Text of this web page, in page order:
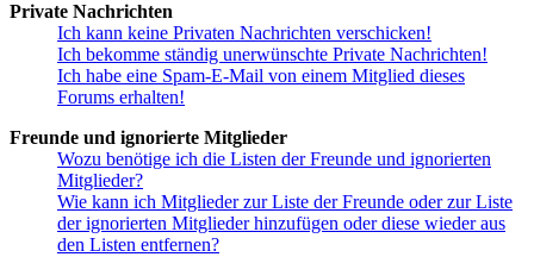
Private Nachrichten
Ich kann keine Privaten Nachrichten verschicken!
Ich bekomme ständig unerwünschte Private Nachrichten!
Ich habe eine Spam-E-Mail von einem Mitglied dieses
Forums erhalten!
Freunde und ignorierte Mitglieder
Wozu benötige ich die Listen der Freunde und ignorierten
Mitglieder?
Wie kann ich Mitglieder zur Liste der Freunde oder zur Liste
der ignorierten Mitglieder hinzufügen oder diese wieder aus
den Listen entfernen?